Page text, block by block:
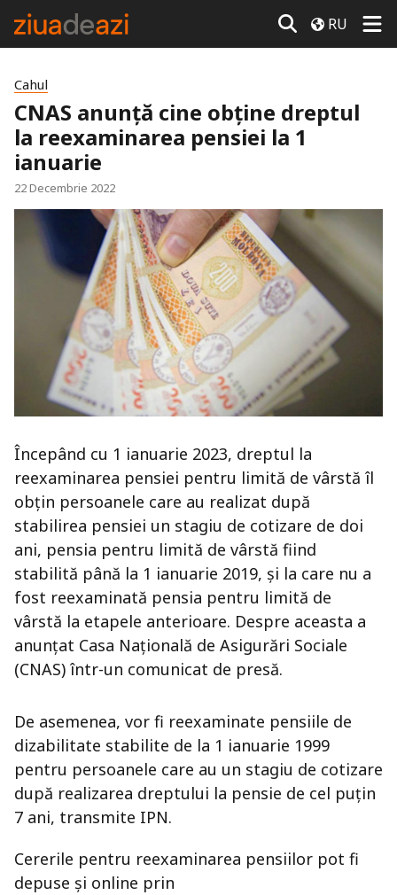
RU
Cahul
CNAS anunță cine obține dreptul
la reexaminarea pensiei la 1
ianuarie
22 Decembrie 2022
Începând cu 1 ianuarie 2023, dreptul la
reexaminarea pensiei pentru limită de vârstă îl
obţin persoanele care au realizat după
stabilirea pensiei un stagiu de cotizare de doi
ani, pensia pentru limită de vârstă fiind
stabilită până la 1 ianuarie 2019, și la care nu a
fost reexaminată pensia pentru limită de
vârstă la etapele anterioare. Despre aceasta a
anunțat Casa Națională de Asigurări Sociale
(CNAS) într-un comunicat de presă.
De asemenea, vor fi reexaminate pensiile de
dizabilitate stabilite de la 1 ianuarie 1999
pentru persoanele care au un stagiu de cotizare
după realizarea dreptului la pensie de cel puţin
7 ani, transmite IPN.
Cererile pentru reexaminarea pensiilor pot fi
depuse și online prin